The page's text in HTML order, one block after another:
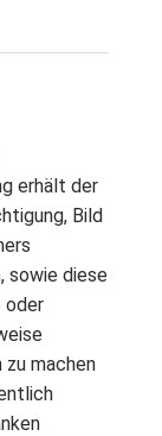
erhält der
Bild
sowie diese
oder
machen